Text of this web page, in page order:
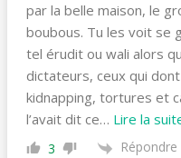
par la belle maison, le
boubous. Tu les voit se
tel érudit ou wali alors
dictateurs, ceux qui
kidnapping, tortures et
l’avait dit ce… Lire la
3 Répondre